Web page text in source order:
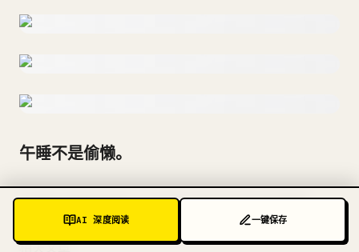
午睡不是偷懒。
它是头脑敏锐的人在暗中使用的恢复策略。
相关文章
AI 深度阅读 一键保存